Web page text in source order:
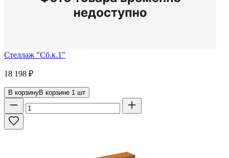
Стеллаж "Сб.к.1"
18 198 ₽
В корзинуВ корзине 1 шт